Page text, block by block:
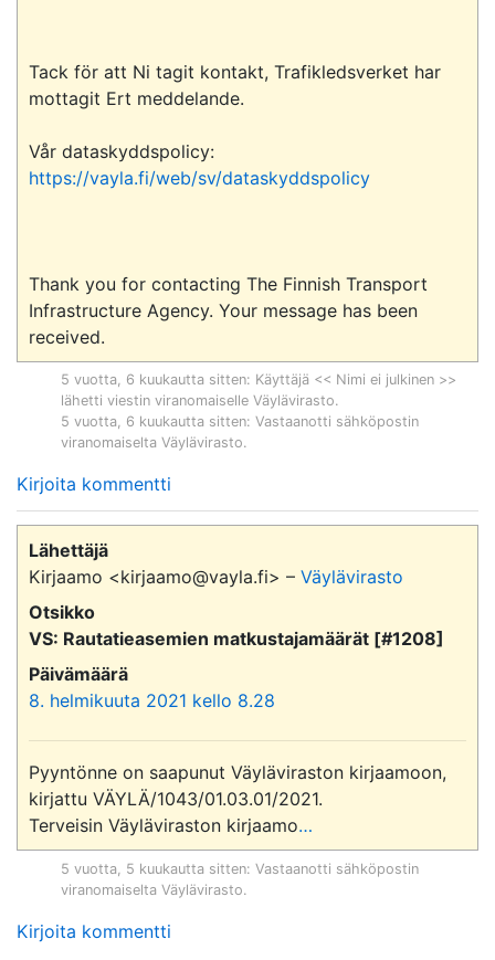
Tack för att Ni tagit kontakt, Trafikledsverket har
mottagit Ert meddelande.
https://vayla.fi/web/sv/dataskyddspolicy
Thank you for contacting The Finnish Transport
Infrastructure Agency. Your message has been
5 vuotta, 6 kuukautta sitten: Käyttäjä << Nimi ei julkinen >>
lähetti viestin viranomaiselle Väylävirasto.
5 vuotta, 6 kuukautta sitten: Vastaanotti sähköpostin
viranomaiselta Väylävirasto.
Kirjoita kommentti
Lähettäjä
Kirjaamo <kirjaamo@vayla.fi> – Väylävirasto
Otsikko
VS: Rautatieasemien matkustajamäärät [#1208]
Päivämäärä
8. helmikuuta 2021 kello 8.28
Pyyntönne on saapunut Väyläviraston kirjaamoon,
kirjattu VÄYLÄ/1043/01.03.01/2021.
Terveisin Väyläviraston kirjaamo…
5 vuotta, 5 kuukautta sitten: Vastaanotti sähköpostin
viranomaiselta Väylävirasto.
Kirjoita kommentti